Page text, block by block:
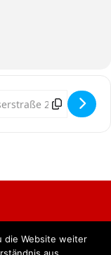
mer singe
Address - Loss
die Website weiter